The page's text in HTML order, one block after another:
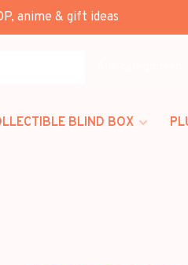
anime & gift ideas
BLIND BOX